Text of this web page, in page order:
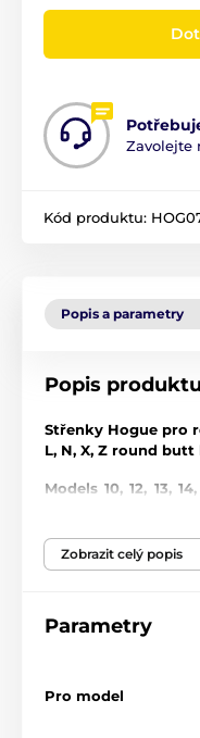
Zavolejte
Kód produktu:
Popis a parametry
Popis produktu
Střenky Hogue pro
L, N, X, Z round butt
Models 10, 12, 13,
V případě zájmu
Gumové střenky
Gumové rukojeti
syntetického
zároveň poskytuje
ovlivnění přesnosti.
Zobrazit celý popis
Parametry
Pro model